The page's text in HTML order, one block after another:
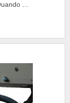
o
com os
SOBRE